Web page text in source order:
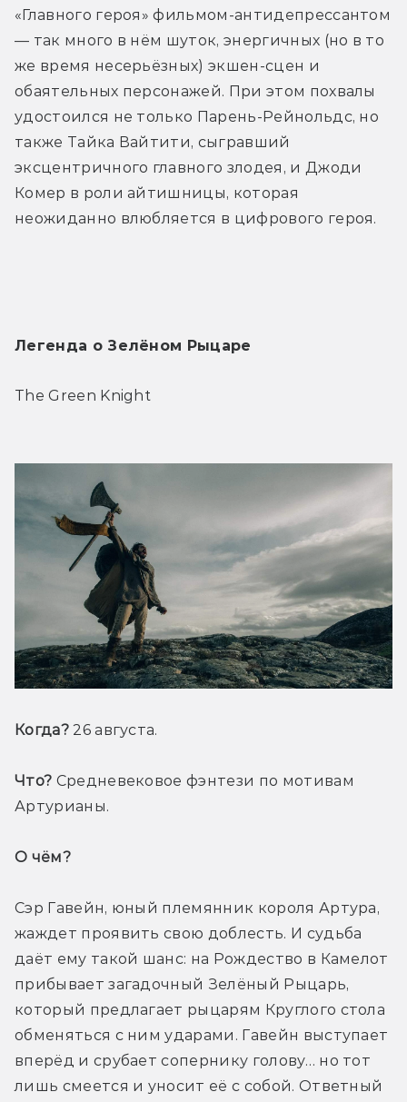
«Главного героя» фильмом-антидепрессантом
— так много в нём шуток, энергичных (но в то
же время несерьёзных) экшен-сцен и
обаятельных персонажей. При этом похвалы
удостоился не только Парень-Рейнольдс, но
также Тайка Вайтити, сыгравший
эксцентричного главного злодея, и Джоди
Комер в роли айтишницы, которая
неожиданно влюбляется в цифрового героя.
Легенда о Зелёном Рыцаре
The Green Knight
Когда? 26 августа.
Что? Средневековое фэнтези по мотивам
Артурианы.
О чём?
Сэр Гавейн, юный племянник короля Артура,
жаждет проявить свою доблесть. И судьба
даёт ему такой шанс: на Рождество в Камелот
прибывает загадочный Зелёный Рыцарь,
который предлагает рыцарям Круглого стола
обменяться с ним ударами. Гавейн выступает
вперёд и срубает сопернику голову… но тот
лишь смеется и уносит её с собой. Ответный